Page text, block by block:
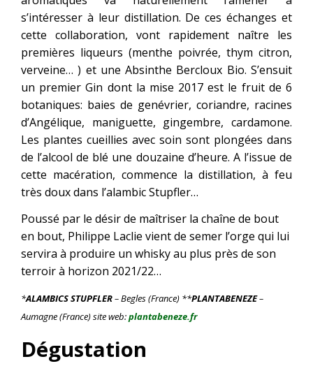
s’intéresser à leur distillation. De ces échanges et
cette collaboration, vont rapidement naître les
premières liqueurs (menthe poivrée, thym citron,
verveine… ) et une Absinthe Bercloux Bio. S’ensuit
un premier Gin dont la mise 2017 est le fruit de 6
botaniques: baies de genévrier, coriandre, racines
d’Angélique, maniguette, gingembre, cardamone.
Les plantes cueillies avec soin sont plongées dans
de l’alcool de blé une douzaine d’heure. A l’issue de
cette macération, commence la distillation, à feu
très doux dans l’alambic Stupfler…
Poussé par le désir de maîtriser la chaîne de bout
en bout, Philippe Laclie vient de semer l’orge qui lui
servira à produire un whisky au plus près de son
terroir à horizon 2021/22…
*ALAMBICS STUPFLER– Begles (France) **PLANTABENEZE–
Aumagne (France) site web:plantabeneze.fr
Dégustation